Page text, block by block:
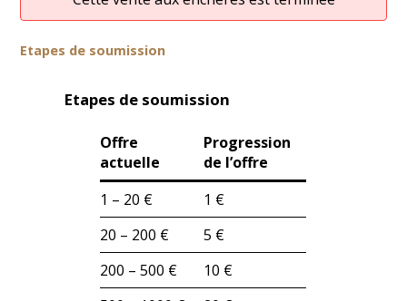
Etapes de soumission
Etapes de soumission
Offre
actuelle
Progression
de l’offre
1 – 20 €
1 €
20 – 200 €
5 €
200 – 500 €
10 €